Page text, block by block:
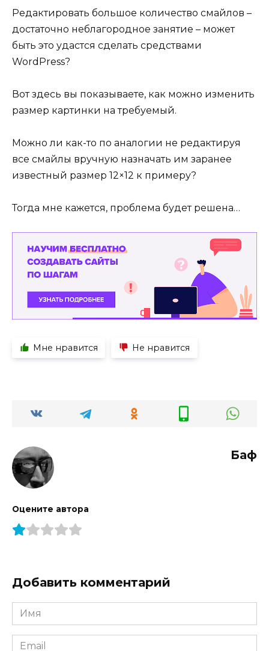
Редактировать большое количество смайлов –
достаточно неблагородное занятие – может
быть это удастся сделать средствами
WordPress?
Вот здесь вы показываете, как можно изменить
размер картинки на требуемый.
Можно ли как-то по аналогии не редактируя
все смайлы вручную назначать им заранее
известный размер 12×12 к примеру?
Тогда мне кажется, проблема будет решена…
Мне нравится Не нравится
Баф
Оцените автора
Добавить комментарий
Имя
*
Email